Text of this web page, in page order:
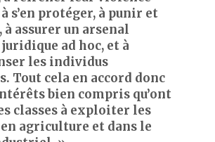
s’en protéger, à punir et
à assurer un arsenal
ad hoc, et à
les individus
Tout cela en accord donc
bien compris qu’ont
classes à exploiter les
agriculture et dans le